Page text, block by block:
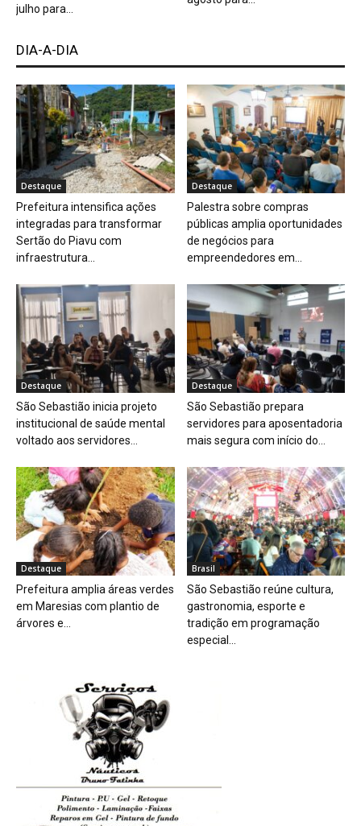
julho para...
DIA-A-DIA
Destaque
Prefeitura intensifica ações
integradas para transformar
Sertão do Piavu com
infraestrutura...
Destaque
Palestra sobre compras
públicas amplia oportunidades
de negócios para
empreendedores em...
Destaque
São Sebastião inicia projeto
institucional de saúde mental
voltado aos servidores...
Destaque
São Sebastião prepara
servidores para aposentadoria
mais segura com início do...
Destaque
Prefeitura amplia áreas verdes
em Maresias com plantio de
árvores e...
Brasil
São Sebastião reúne cultura,
gastronomia, esporte e
tradição em programação
especial...